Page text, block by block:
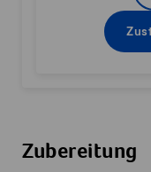
Zubereitung